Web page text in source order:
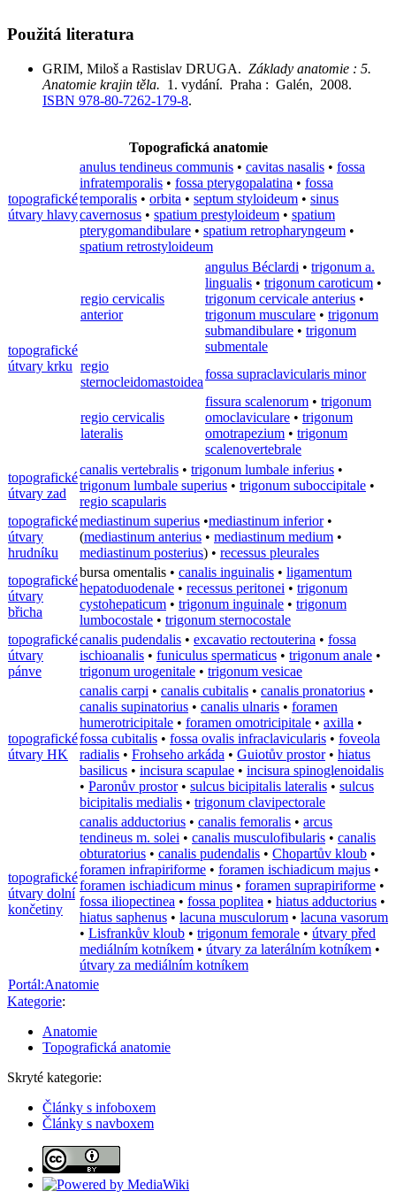
Použitá literatura
GRIM, Miloš a Rastislav DRUGA. Základy anatomie : 5.
Anatomie krajin těla. 1. vydání. Praha : Galén, 2008.
ISBN 978-80-7262-179-8.
Topografická anatomie
topografické
útvary hlavy
anulus tendineus communis • cavitas nasalis • fossa
infratemporalis • fossa pterygopalatina • fossa
temporalis • orbita • septum styloideum • sinus
cavernosus • spatium prestyloideum • spatium
pterygomandibulare • spatium retropharyngeum •
spatium retrostyloideum
topografické
útvary krku
regio cervicalis
anterior
angulus Béclardi • trigonum a.
lingualis • trigonum caroticum •
trigonum cervicale anterius •
trigonum musculare • trigonum
submandibulare • trigonum
submentale
regio
sternocleidomastoidea
fossa supraclavicularis minor
regio cervicalis
lateralis
fissura scalenorum • trigonum
omoclaviculare • trigonum
omotrapezium • trigonum
scalenovertebrale
topografické
útvary zad
canalis vertebralis • trigonum lumbale inferius •
trigonum lumbale superius • trigonum suboccipitale •
regio scapularis
topografické
útvary
hrudníku
mediastinum superius •mediastinum inferior•
(mediastinum anterius • mediastinum medium •
mediastinum posterius) • recessus pleurales
topografické
útvary
břicha
bursa omentalis • canalis inguinalis • ligamentum
hepatoduodenale • recessus peritonei • trigonum
cystohepaticum • trigonum inguinale • trigonum
lumbocostale • trigonum sternocostale
topografické
útvary
pánve
canalis pudendalis • excavatio rectouterina • fossa
ischioanalis • funiculus spermaticus • trigonum anale •
trigonum urogenitale • trigonum vesicae
topografické
útvary HK
canalis carpi • canalis cubitalis • canalis pronatorius •
canalis supinatorius • canalis ulnaris • foramen
humerotricipitale • foramen omotricipitale • axilla •
fossa cubitalis • fossa ovalis infraclavicularis • foveola
radialis • Frohseho arkáda • Guiotův prostor• hiatus
basilicus • incisura scapulae • incisura spinoglenoidalis
• Paronův prostor• sulcus bicipitalis lateralis • sulcus
bicipitalis medialis • trigonum clavipectorale
topografické
útvary dolní
končetiny
canalis adductorius • canalis femoralis • arcus
tendineus m. solei • canalis musculofibularis • canalis
obturatorius • canalis pudendalis • Chopartův kloub •
foramen infrapiriforme • foramen ischiadicum majus •
foramen ischiadicum minus • foramen suprapiriforme •
fossa iliopectinea • fossa poplitea • hiatus adductorius •
hiatus saphenus • lacuna musculorum • lacuna vasorum
• Lisfrankův kloub • trigonum femorale • útvary před
mediálním kotníkem • útvary za laterálním kotníkem •
útvary za mediálním kotníkem
Portál:Anatomie
Kategorie:
Anatomie
Topografická anatomie
Skryté kategorie:
Články s infoboxem
Články s navboxem